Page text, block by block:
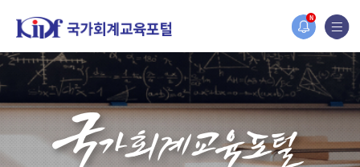
N
홈페이지가 새롭게 개편되었습니다.
한국조세재정연구원홈페이지가 새롭게 개설되었습니다.